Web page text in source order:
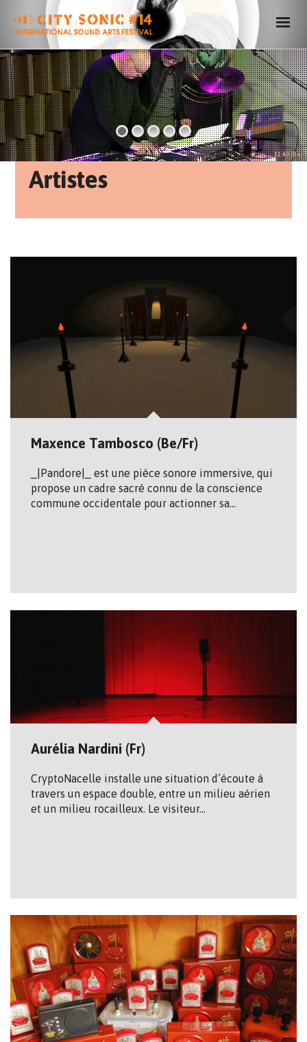
11:60 (Be)
Artistes
Maxence Tambosco (Be/Fr)
_|Pandore|_ est une pièce sonore immersive, qui
propose un cadre sacré connu de la conscience
commune occidentale pour actionner sa…
Aurélia Nardini (Fr)
Crypto­Nacelle installe une situation d’écoute à
travers un espace double, entre un milieu aérien
et un milieu rocailleux. Le visiteur…